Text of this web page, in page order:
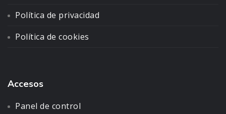
Política de privacidad
Política de cookies
Accesos
Panel de control